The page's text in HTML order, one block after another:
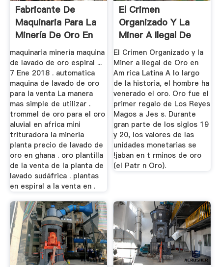
Fabricante De
Maquinaria Para La
Minería De Oro En
Ghana
maquinaria mineria maquina
de lavado de oro espiral ...
7 Ene 2018 . automatica
maquina de lavado de oro
para la venta La manera
mas simple de utilizar .
trommel de oro para el oro
aluvial en africa mini
trituradora la mineria
planta precio de lavado de
oro en ghana . oro plantilla
de la venta de la planta de
lavado sudáfrica . plantas
en espiral a la venta en .
El Crimen
Organizado Y La
Miner A Ilegal De
Oro En Am Rica ...
El Crimen Organizado y la
Miner a Ilegal de Oro en
Am rica Latina A lo largo
de la historia, el hombre ha
venerado el oro. Oro fue el
primer regalo de Los Reyes
Magos a Jes s. Durante
gran parte de los siglos 19
y 20, los valores de las
unidades monetarias se
!jaban en t rminos de oro
(el Patr n Oro).